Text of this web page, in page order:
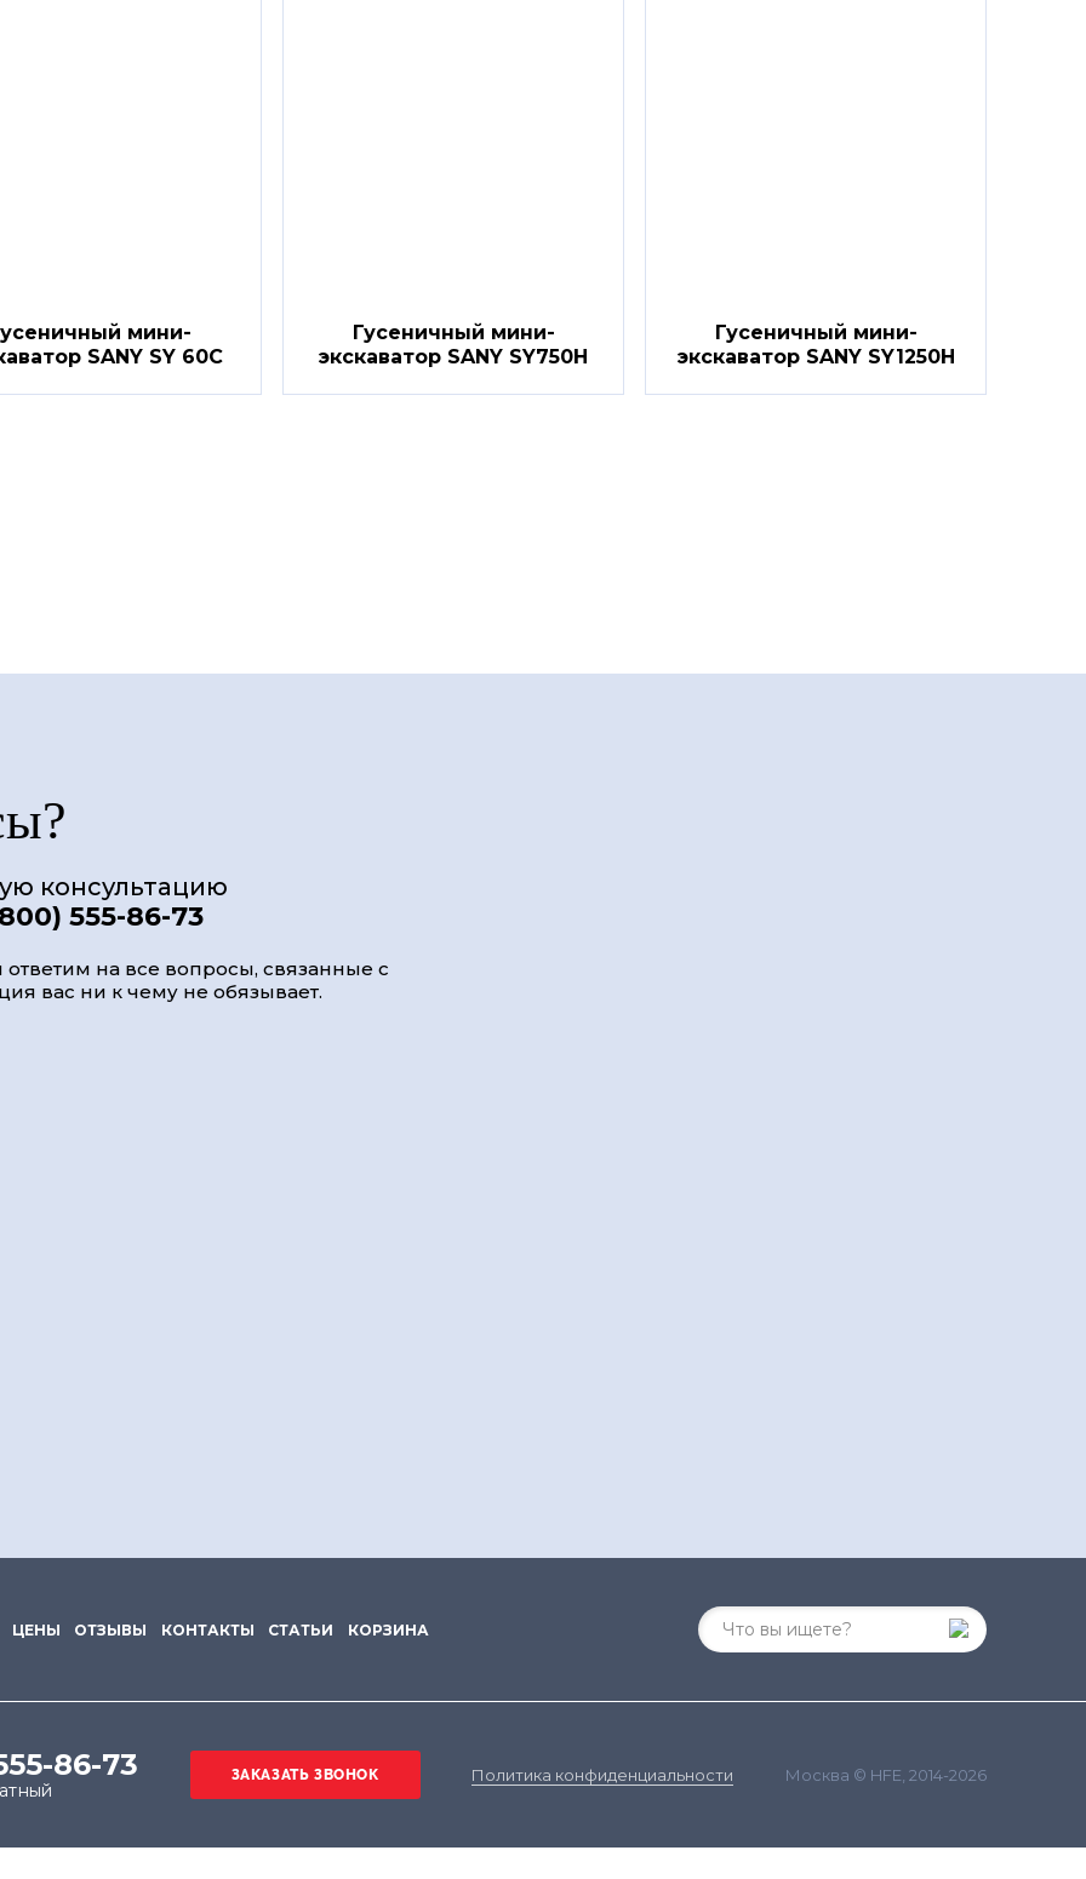
мини-
SANY SY 60C
Гусеничный мини-
экскаватор SANY SY750H
Гусеничный мини-
экскаватор SANY SY1250H
консультацию
555-86-73
на все вопросы, связанные с
вас ни к чему не обязывает.
ЦЕНЫ ОТЗЫВЫ КОНТАКТЫ СТАТЬИ КОРЗИНА
86-73 Политика конфиденциальности Москва © HFE, 2014-2026